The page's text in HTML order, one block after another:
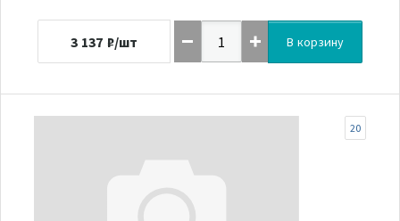
3 137 ₽/шт В корзину
20